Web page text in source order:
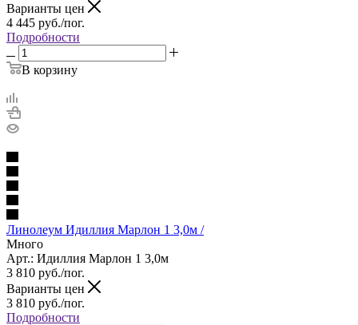
Варианты цен
4 445 руб./пог.
Подробности
В корзину
Линолеум Идиллия Марлон 1 3,0м /
Много
Арт.: Идиллия Марлон 1 3,0м
3 810 руб./пог.
Варианты цен
3 810 руб./пог.
Подробности